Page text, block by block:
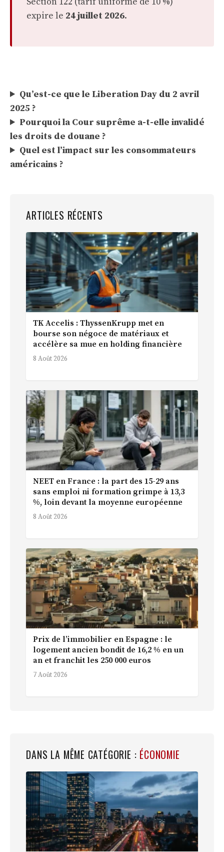
expire le 24 juillet 2026.
Qu’est-ce que le Liberation Day du 2 avril
2025 ?
Pourquoi la Cour suprême a-t-elle invalidé
les droits de douane ?
Quel est l’impact sur les consommateurs
américains ?
ARTICLES RÉCENTS
TK Accelis : ThyssenKrupp met en
bourse son négoce de matériaux et
accélère sa mue en holding financière
8 Août 2026
NEET en France : la part des 15-29 ans
sans emploi ni formation grimpe à 13,3
%, loin devant la moyenne européenne
8 Août 2026
Prix de l’immobilier en Espagne : le
logement ancien bondit de 16,2 % en un
an et franchit les 250 000 euros
7 Août 2026
DANS LA MÊME CATÉGORIE : ÉCONOMIE